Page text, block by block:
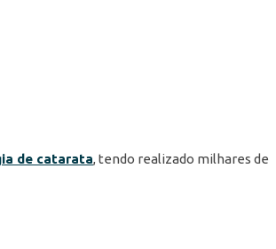
de catarata, tendo realizado milhares de